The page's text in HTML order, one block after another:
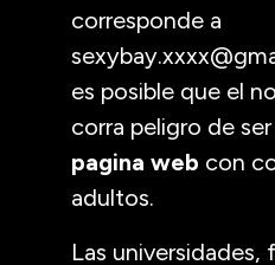
corresponde a
es posible que el
corra peligro de
pagina web con
adultos.
Las universidades,